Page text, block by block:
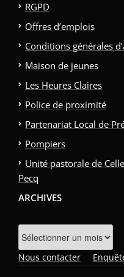
RGPD
Offres d’emplois
Conditions générales
Maison de jeunes
Les Heures Claires
Police de proximité
Partenariat Local de
Pompiers
Unité pastorale de
Pecq
ARCHIVES
Archives
Nous contacter